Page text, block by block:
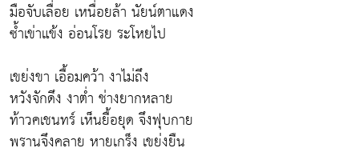
มือจับเลื่อย เหนื่อยล้า นัยน์ตาแดง
ซ้ำเข่าแข้ง อ่อนโรย ระโหยไป
เขย่งขา เอื้อมคว้า งาไม่ถึง
หวังจักดึง งาต่ำ ช่างยากหลาย
ท้าวคเชนทร์ เห็นยื้อยุด จึงฟุบกาย
พรานจึงคลาย หายเกร็ง เขย่งยืน